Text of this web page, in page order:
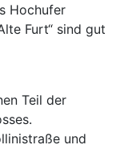
Hochufer
Furt“ sind gut
Teil der
und